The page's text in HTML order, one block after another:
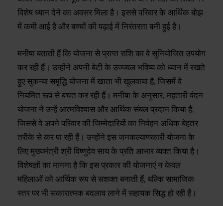
विशेष ध्यान देने का अवसर मिला है। इससे परिवार के आर्थिक बोझ
में कमी आई है और बच्चों की पढ़ाई में निरंतरता बनी हुई है।
मनीषा बताती हैं कि योजना से प्राप्त राशि का वे सुनियोजित उपयोग
कर रही हैं। उन्होंने अपनी बेटी के उज्ज्वल भविष्य को ध्यान में रखते
हुए सुकन्या समृद्धि योजना में खाता भी खुलवाया है, जिसमें वे
नियमित रूप से बचत कर रही हैं। मनीषा के अनुसार, महतारी वंदन
योजना ने उन्हें आत्मविश्वास और आर्थिक संबल प्रदान किया है,
जिससे वे अपने परिवार की जिम्मेदारियों का निर्वहन अधिक बेहतर
तरीके से कर पा रही हैं। उन्होंने इस जनकल्याणकारी योजना के
लिए मुख्यमंत्री श्री विष्णुदेव साय के प्रति आभार व्यक्त किया है।
विशेषज्ञों का मानना है कि इस प्रकार की योजनाएं न केवल
महिलाओं को आर्थिक रूप से सशक्त बनाती हैं, बल्कि सामाजिक
स्तर पर भी सकारात्मक बदलाव लाने में सहायक सिद्ध हो रही हैं।